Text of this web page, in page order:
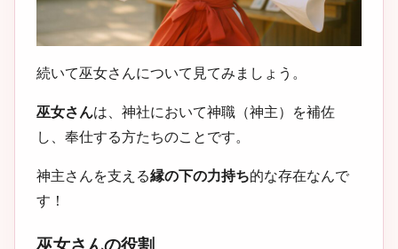
続いて巫女さんについて見てみましょう。
巫女さんは、神社において神職（神主）を補佐
し、奉仕する方たちのことです。
神主さんを支える縁の下の力持ち的な存在なんで
す！
巫女さんの役割